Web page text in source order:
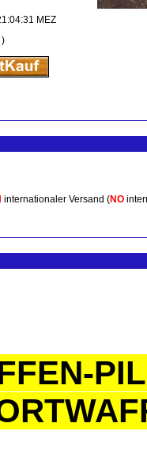
MEZ
)
internationaler Versand (NO